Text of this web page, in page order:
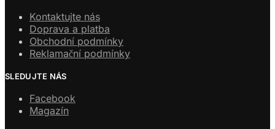
Kontaktujte nás
Doprava a platba
Obchodní podmínky
Reklamační podmínky
SLEDUJTE NÁS
Facebook
Magazín